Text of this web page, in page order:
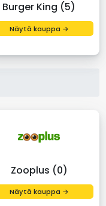
Burger King (5)
Näytä kauppa →
Zooplus (0)
Näytä kauppa →